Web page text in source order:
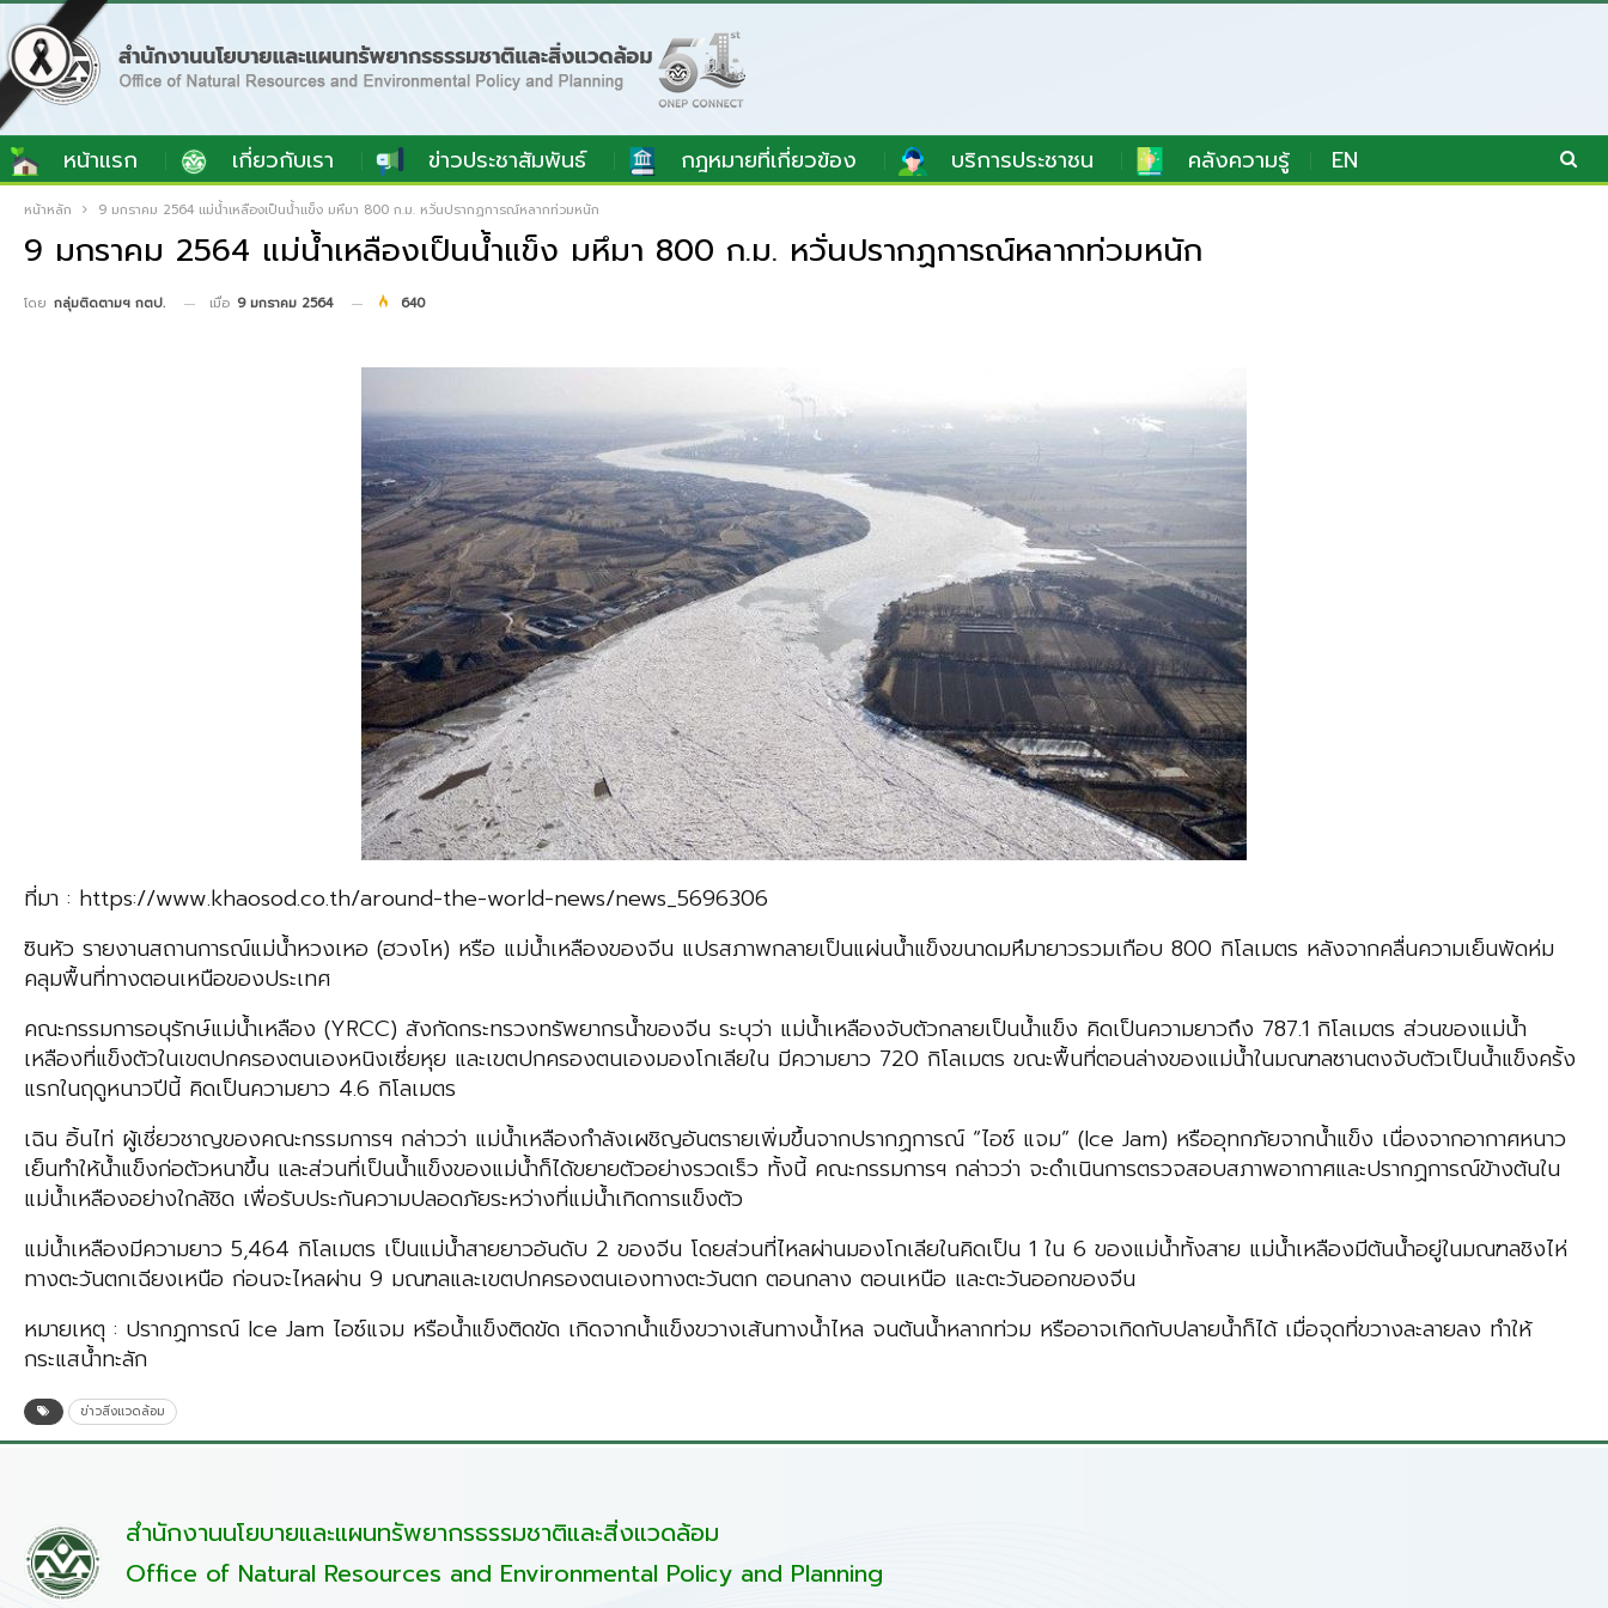
หน้าแรก เกี่ยวกับเรา ข่าวประชาสัมพันธ์ กฎหมายที่เกี่ยวข้อง บริการประชาชน คลังความรู้ EN
หน้าหลัก 9 มกราคม 2564 แม่น้ำเหลืองเป็นน้ำแข็ง มหึมา 800 ก.ม. หวั่นปรากฏการณ์หลากท่วมหนัก
9 มกราคม 2564 แม่น้ำเหลืองเป็นน้ำแข็ง มหึมา 800 ก.ม. หวั่นปรากฏการณ์หลากท่วมหนัก
โดย กลุ่มติดตามฯ กตป. เมื่อ 9 มกราคม 2564 640
ที่มา : https://www.khaosod.co.th/around-the-world-news/news_5696306
ซินหัว รายงานสถานการณ์แม่น้ำหวงเหอ (ฮวงโห) หรือ แม่น้ำเหลืองของจีน แปรสภาพกลายเป็นแผ่นน้ำแข็งขนาดมหึมายาวรวมเกือบ 800 กิโลเมตร หลังจากคลื่นความเย็นพัดห่ม
คลุมพื้นที่ทางตอนเหนือของประเทศ
คณะกรรมการอนุรักษ์แม่น้ำเหลือง (YRCC) สังกัดกระทรวงทรัพยากรน้ำของจีน ระบุว่า แม่น้ำเหลืองจับตัวกลายเป็นน้ำแข็ง คิดเป็นความยาวถึง 787.1 กิโลเมตร ส่วนของแม่น้ำ
เหลืองที่แข็งตัวในเขตปกครองตนเองหนิงเซี่ยหุย และเขตปกครองตนเองมองโกเลียใน มีความยาว 720 กิโลเมตร ขณะพื้นที่ตอนล่างของแม่น้ำในมณฑลซานตงจับตัวเป็นน้ำแข็งครั้ง
แรกในฤดูหนาวปีนี้ คิดเป็นความยาว 4.6 กิโลเมตร
เฉิน อิ้นไท่ ผู้เชี่ยวชาญของคณะกรรมการฯ กล่าวว่า แม่น้ำเหลืองกำลังเผชิญอันตรายเพิ่มขึ้นจากปรากฏการณ์ “ไอซ์ แจม” (Ice Jam) หรืออุทกภัยจากน้ำแข็ง เนื่องจากอากาศหนาว
เย็นทำให้น้ำแข็งก่อตัวหนาขึ้น และส่วนที่เป็นน้ำแข็งของแม่น้ำก็ได้ขยายตัวอย่างรวดเร็ว ทั้งนี้ คณะกรรมการฯ กล่าวว่า จะดำเนินการตรวจสอบสภาพอากาศและปรากฏการณ์ข้างต้นใน
แม่น้ำเหลืองอย่างใกล้ชิด เพื่อรับประกันความปลอดภัยระหว่างที่แม่น้ำเกิดการแข็งตัว
แม่น้ำเหลืองมีความยาว 5,464 กิโลเมตร เป็นแม่น้ำสายยาวอันดับ 2 ของจีน โดยส่วนที่ไหลผ่านมองโกเลียในคิดเป็น 1 ใน 6 ของแม่น้ำทั้งสาย แม่น้ำเหลืองมีต้นน้ำอยู่ในมณฑลชิงไห่
ทางตะวันตกเฉียงเหนือ ก่อนจะไหลผ่าน 9 มณฑลและเขตปกครองตนเองทางตะวันตก ตอนกลาง ตอนเหนือ และตะวันออกของจีน
หมายเหตุ : ปรากฏการณ์ Ice Jam ไอซ์แจม หรือน้ำแข็งติดขัด เกิดจากน้ำแข็งขวางเส้นทางน้ำไหล จนต้นน้ำหลากท่วม หรืออาจเกิดกับปลายน้ำก็ได้ เมื่อจุดที่ขวางละลายลง ทำให้
กระแสน้ำทะลัก
ข่าวสิ่งแวดล้อม
สำนักงานนโยบายและแผนทรัพยากรธรรมชาติและสิ่งแวดล้อม
Office of Natural Resources and Environmental Policy and Planning